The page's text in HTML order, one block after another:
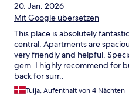
20. Jan. 2026
Mit Google übersetzen
This place is absolutely
central. Apartments are
very friendly and helpful.
gem. I highly recommend for
back for surr..
Tuija, Aufenthalt von 4 Nächten